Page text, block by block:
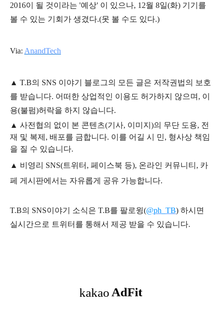
2016이 될 것이라는 '예상' 이 있으나, 12월 8일(화) 기기를
볼 수 있는 기회가 생겼다.(못 볼 수도 있다.)
Via: AnandTech
▲ T.B의 SNS 이야기 블 로그의 모든 글은 저작권법의 보호
를 받습니다. 어떠한 상업적인 이용도 허가하지 않으며, 이
용(불펌)허락을 하지 않습니다.
▲ 사전협의 없이 본 콘텐츠(기사, 이미지)의 무단 도용, 전
재 및 복제, 배포를 금합니다. 이를 어길 시 민, 형사상 책임
을 질 수 있습니다.
▲ 비영리 SNS(트위터, 페이스북 등), 온라인 커뮤니티, 카
페 게시판에서는 자유롭게 공유 가능합니다.
T.B의 SNS이야기 소식은 T.B를 팔로윙(@ph_TB) 하시면
실시간으로 트위터를 통해서 제공 받을 수 있습니다.